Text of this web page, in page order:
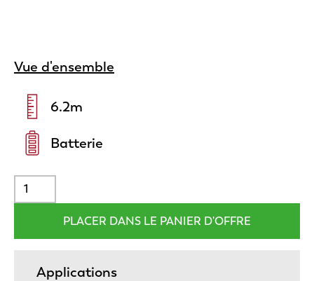
Vue d'ensemble
6.2m
Batterie
Applications